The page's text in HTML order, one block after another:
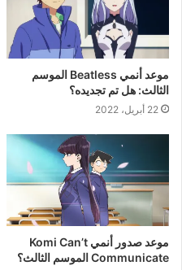
موعد أنمي Beatless الموسم
الثالث: هل تم تجديده؟
22 أبريل، 2022
موعد صدور أنمي Komi Can’t
Communicate الموسم الثالث؟